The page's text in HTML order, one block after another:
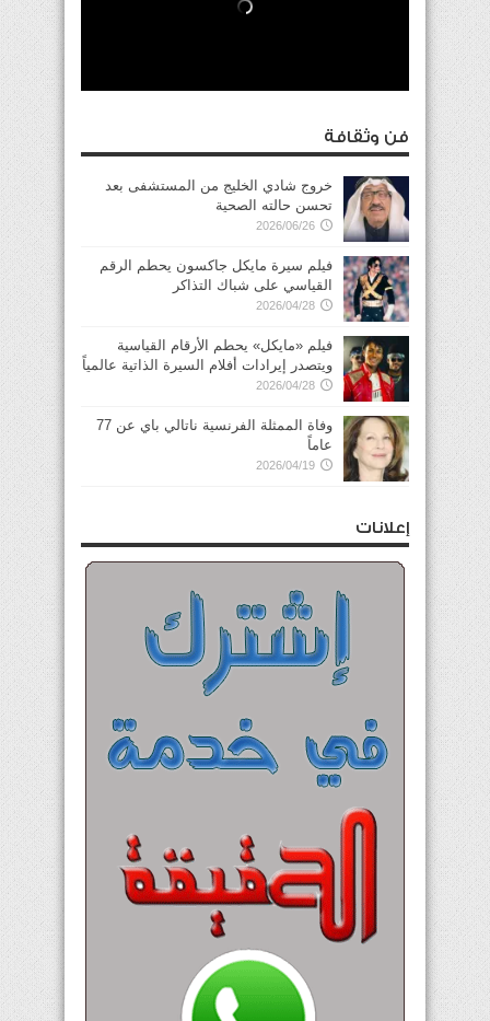
فن وثقافة
خروج شادي الخليج من المستشفى بعد
تحسن حالته الصحية
2026/06/26
فيلم سيرة مايكل جاكسون يحطم الرقم
القياسي على شباك التذاكر
2026/04/28
فيلم «مايكل» يحطم الأرقام القياسية
ويتصدر إيرادات أفلام السيرة الذاتية عالمياً
2026/04/28
وفاة الممثلة الفرنسية ناتالي باي عن 77
عاماً
2026/04/19
إعلانات